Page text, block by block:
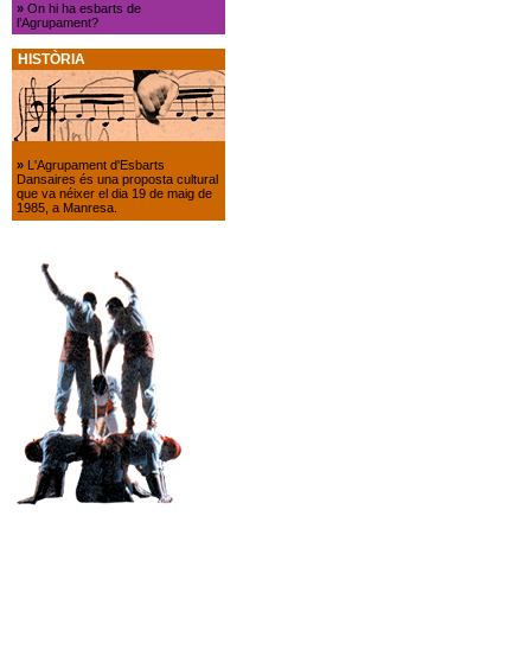
»On hi ha esbarts de
l’Agrupament?
HISTÒRIA
» L'Agrupament d'Esbarts
Dansaires és una proposta cultural
que va néixer el dia 19 de maig de
1985, a Manresa.